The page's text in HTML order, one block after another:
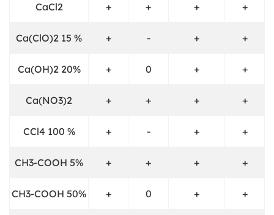
CaCl2 + + + +
Ca(ClO)2 15 % + - + +
Ca(OH)2 20% + 0 + +
Ca(NO3)2 + + + +
CCl4 100 % + - + +
CH3-COOH 5% + + + +
CH3-COOH 50% + 0 + +